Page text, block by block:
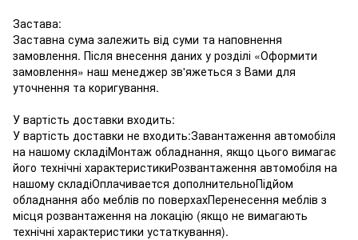
Застава:
Заставна сума залежить від суми та наповнення
замовлення. Після внесення даних у розділі «Оформити
замовлення» наш менеджер зв'яжеться з Вами для
уточнення та коригування.
У вартість доставки входить:
У вартість доставки не входить:Завантаження автомобіля
на нашому складіМонтаж обладнання, якщо цього вимагає
його технічні характеристикиРозвантаження автомобіля на
нашому складіОплачивается дополнительноПідйом
обладнання або меблів по поверхахПеренесення меблів з
місця розвантаження на локацію (якщо не вимагають
технічні характеристики устаткування).